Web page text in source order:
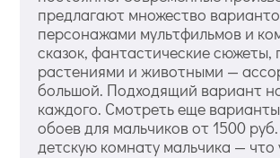
предлагают множество
персонажами мультфильмов и
сказок, фантастические сюжеты,
растениями и животными —
большой. Подходящий вариант
каждого. Смотреть еще
обоев для мальчиков от 1500
детскую комнату мальчика — что